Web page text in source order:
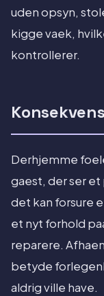
uden opsyn,
kigge vaek,
kontrollerer.
Derhjemme
gaest, der ser
det kan forsure
et nyt forhold
reparere.
betyde
aldrig ville have.